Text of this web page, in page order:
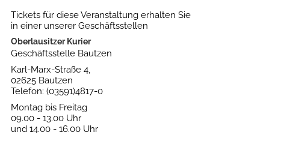
Tickets für diese Veranstaltung erhalten Sie
in einer unserer Geschäftsstellen
Oberlausitzer Kurier
Geschäftsstelle Bautzen
Karl-Marx-Straße 4,
02625 Bautzen
Telefon: (03591)4817-0
Montag bis Freitag
09.00 - 13.00 Uhr
und 14.00 - 16.00 Uhr